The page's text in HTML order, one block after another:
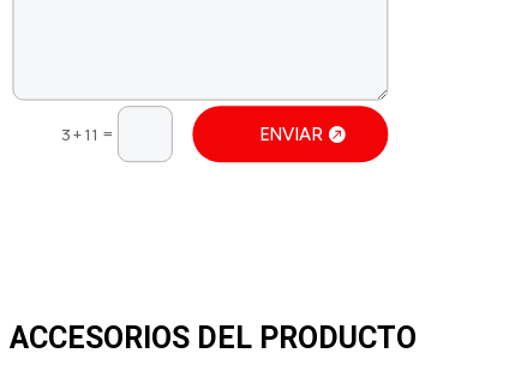
3 + 11 = ENVIAR
ACCESORIOS DEL PRODUCTO